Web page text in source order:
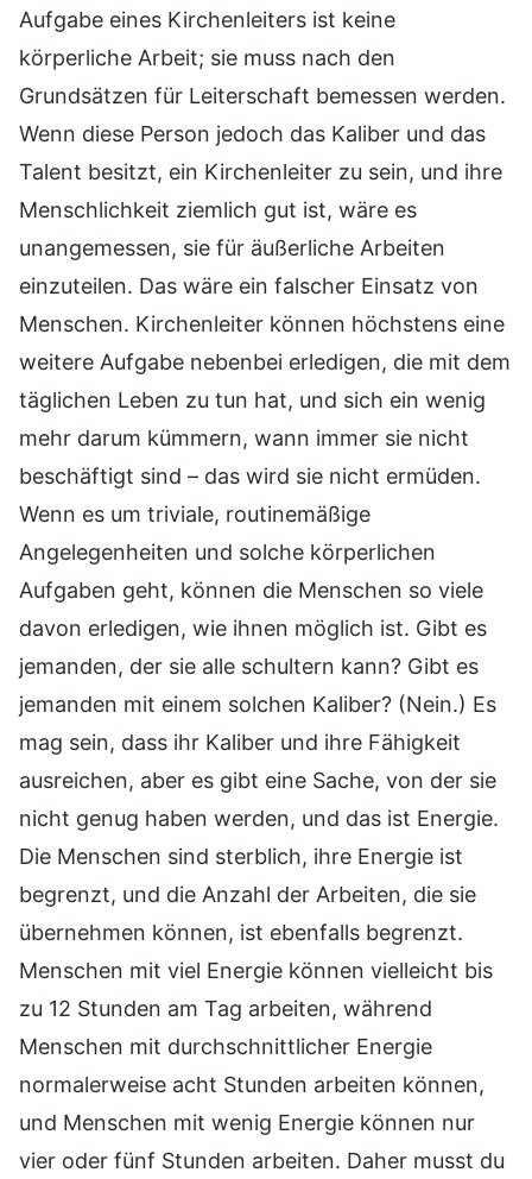
Aufgabe eines Kirchenleiters ist keine
körperliche Arbeit; sie muss nach den
Grundsätzen für Leiterschaft bemessen werden.
Wenn diese Person jedoch das Kaliber und das
Talent besitzt, ein Kirchenleiter zu sein, und ihre
Menschlichkeit ziemlich gut ist, wäre es
unangemessen, sie für äußerliche Arbeiten
einzuteilen. Das wäre ein falscher Einsatz von
Menschen. Kirchenleiter können höchstens eine
weitere Aufgabe nebenbei erledigen, die mit dem
täglichen Leben zu tun hat, und sich ein wenig
mehr darum kümmern, wann immer sie nicht
beschäftigt sind – das wird sie nicht ermüden.
Wenn es um triviale, routinemäßige
Angelegenheiten und solche körperlichen
Aufgaben geht, können die Menschen so viele
davon erledigen, wie ihnen möglich ist. Gibt es
jemanden, der sie alle schultern kann? Gibt es
jemanden mit einem solchen Kaliber? (Nein.) Es
mag sein, dass ihr Kaliber und ihre Fähigkeit
ausreichen, aber es gibt eine Sache, von der sie
nicht genug haben werden, und das ist Energie.
Die Menschen sind sterblich, ihre Energie ist
begrenzt, und die Anzahl der Arbeiten, die sie
übernehmen können, ist ebenfalls begrenzt.
Menschen mit viel Energie können vielleicht bis
zu 12 Stunden am Tag arbeiten, während
Menschen mit durchschnittlicher Energie
normalerweise acht Stunden arbeiten können,
und Menschen mit wenig Energie können nur
vier oder fünf Stunden arbeiten. Daher musst du